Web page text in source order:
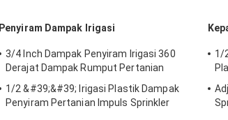
Penyiram Dampak Irigasi
3/4 Inch Dampak Penyiram Irigasi 360
Derajat Dampak Rumput Pertanian
1/2 &#39;&#39; Irigasi Plastik Dampak
Penyiram Pertanian Impuls Sprinkler
1/